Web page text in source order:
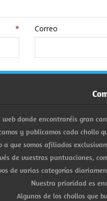
* Correo
web donde encontraréis gran
y publicamos cada chollo
a que somos afiliados
de vuestras puntuaciones,
de varias categorías
Nuestra prioridad es
Algunos de los chollos que